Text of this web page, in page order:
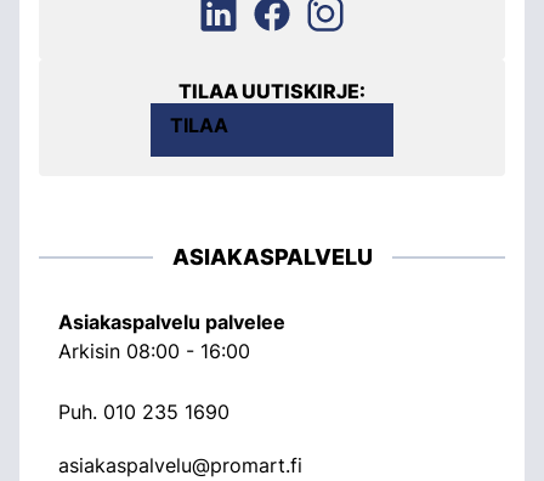
TILAA UUTISKIRJE:
TILAA
ASIAKASPALVELU
Asiakaspalvelu palvelee
Arkisin 08:00 - 16:00
Puh. 010 235 1690
asiakaspalvelu@promart.fi